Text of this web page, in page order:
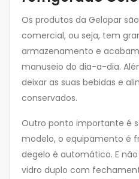
Os produtos da Gelopar
comercial, ou seja, tem
armazenamento e
manuseio do dia-a-dia.
deixar as suas bebidas e
conservados.
Outro ponto importante é
modelo, o equipamento é
degelo é automático. E
vidro duplo com